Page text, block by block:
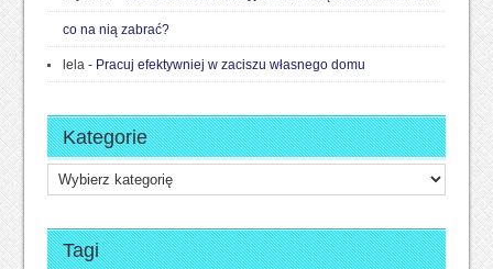
co na nią zabrać?
lela- Pracuj efektywniej w zaciszu własnego domu
Kategorie
Kategorie
Tagi